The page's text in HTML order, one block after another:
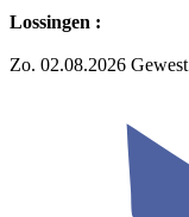
Lossingen :
Zo. 02.08.2026